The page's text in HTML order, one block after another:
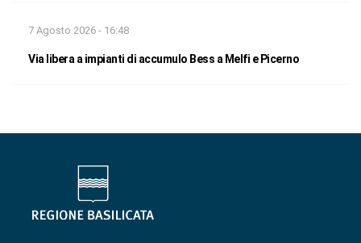
7 Agosto 2026 - 16:48
Via libera a impianti di accumulo Bess a Melfi e Picerno